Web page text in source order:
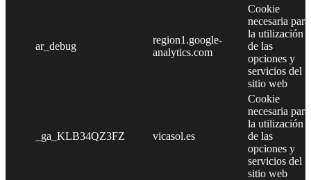
ar_debug
region1.google-
analytics.com
Cookie
necesaria para
la utilización
de las
opciones y
servicios del
sitio web
_ga_KLB34QZ3FZ vicasol.es
Cookie
necesaria para
la utilización
de las
opciones y
servicios del
sitio web